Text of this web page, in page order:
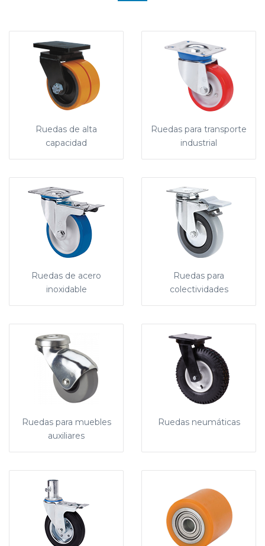
Ruedas de alta
capacidad
Ruedas para transporte
industrial
Ruedas de acero
inoxidable
Ruedas para
colectividades
Ruedas para muebles
auxiliares
Ruedas neumáticas